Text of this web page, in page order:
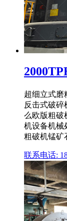
超细立式磨
反击式破碎
么欧版粗破
机设备机械
粗破机锰矿
联系电话: